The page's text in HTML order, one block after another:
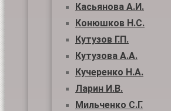
Касьянова А.И.
Конюшков Н.С.
Кутузов Г.П.
Кутузова А.А.
Кучеренко Н.А.
Ларин И.В.
Мильченко С.Г.